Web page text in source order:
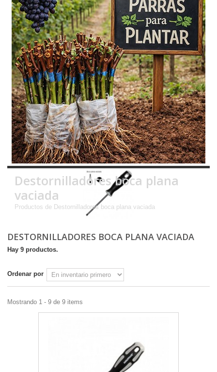
Destornilladores boca plana
vaciada
Productos de Destornilladores boca plana vaciada
DESTORNILLADORES BOCA PLANA VACIADA
Hay 9 productos.
Ordenar por
Mostrando 1 - 9 de 9 items